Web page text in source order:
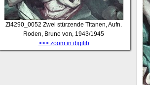
ZI4290_0052 Zwei stürzende Titanen, Aufn.
Roden, Bruno von, 1943/1945
>>> zoom in digilib